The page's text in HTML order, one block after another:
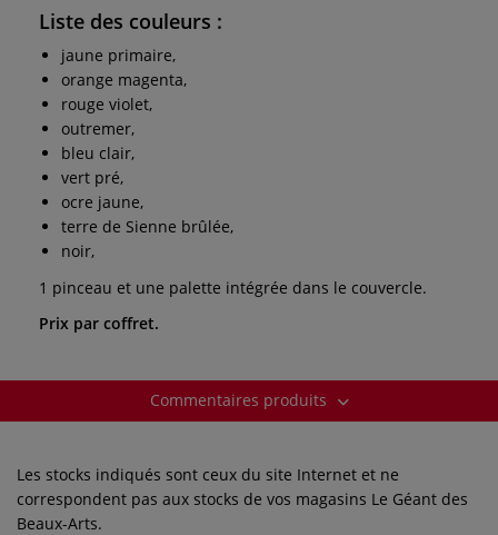
Liste des couleurs :
jaune primaire,
orange magenta,
rouge violet,
outremer,
bleu clair,
vert pré,
ocre jaune,
terre de Sienne brûlée,
noir,
1 pinceau et une palette intégrée dans le couvercle.
Prix par coffret.
Commentaires produits
Les stocks indiqués sont ceux du site Internet et ne
correspondent pas aux stocks de vos magasins Le Géant des
Beaux-Arts.